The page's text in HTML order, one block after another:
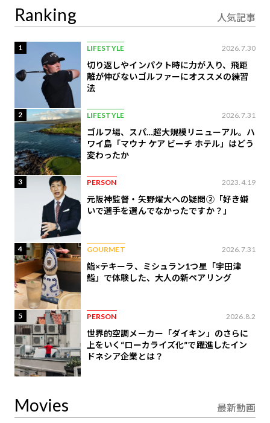
Ranking 人気記事
1 LIFESTYLE 2026.7.30
切り返しやインパクト時に力が入り、飛距
離が伸びないゴルファーにオススメの練習
法
2 LIFESTYLE 2026.7.31
ゴルフ場、スパ…超大規模リニューアル。ハ
ワイ島「マウナ ケア ビーチ ホテル」はどう
変わったか
3 PERSON 2023.4.19
元阪神監督・矢野燿大への疑問②「好き嫌
いで選手を選んでなかったですか？」
4 GOURMET 2026.7.31
鮨×テキーラ、ミシュラン1つ星「宇田津
鮨」で体験した、大人の新ペアリング
5 PERSON 2026.8.2
世界的空調メーカー「ダイキン」のさらに
上をいく“ローカライズ化”で躍進したイン
ドネシア企業とは？
Movies 最新動画